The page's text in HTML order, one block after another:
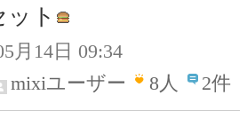
ト
月14日 09:34
mixiユーザー
8人 2件